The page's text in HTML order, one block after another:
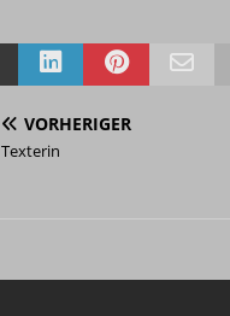
VORHERIGER
Texterin